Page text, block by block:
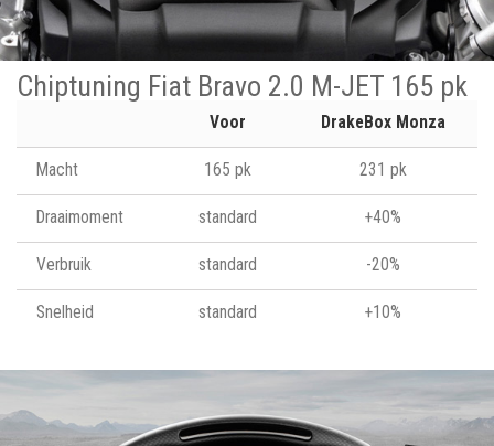
Chiptuning Fiat Bravo 2.0 M-JET 165 pk
Voor DrakeBox Monza
Macht 165 pk 231 pk
Draaimoment standard +40%
Verbruik standard -20%
Snelheid standard +10%